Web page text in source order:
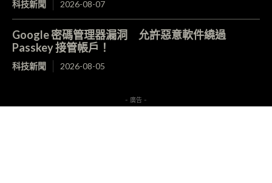
科技新聞 2026-08-07
Google 密碼管理器漏洞 允許惡意軟件繞過
Passkey 接管帳戶！
科技新聞 2026-08-05
- 廣告 -